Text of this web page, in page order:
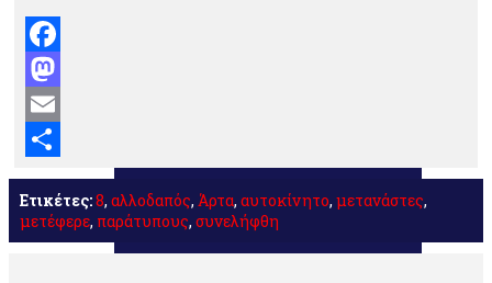
Facebook
Mastodon
Email
Μοιραστείτε
Ετικέτες:8, αλλοδαπός, Άρτα, αυτοκίνητο, μετανάστες,
μετέφερε, παράτυπους, συνελήφθη